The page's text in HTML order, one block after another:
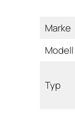
Marke
Modell
Typ